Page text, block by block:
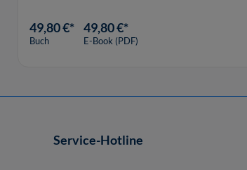
49,80 €*
Buch
49,80 €*
E-Book (PDF)
Service-Hotline